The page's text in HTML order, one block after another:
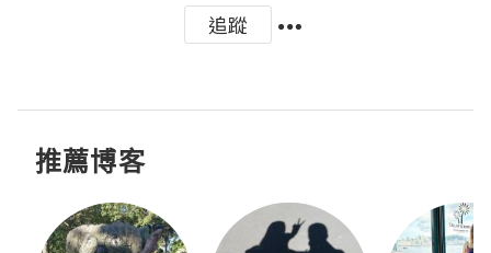
追蹤
推薦博客